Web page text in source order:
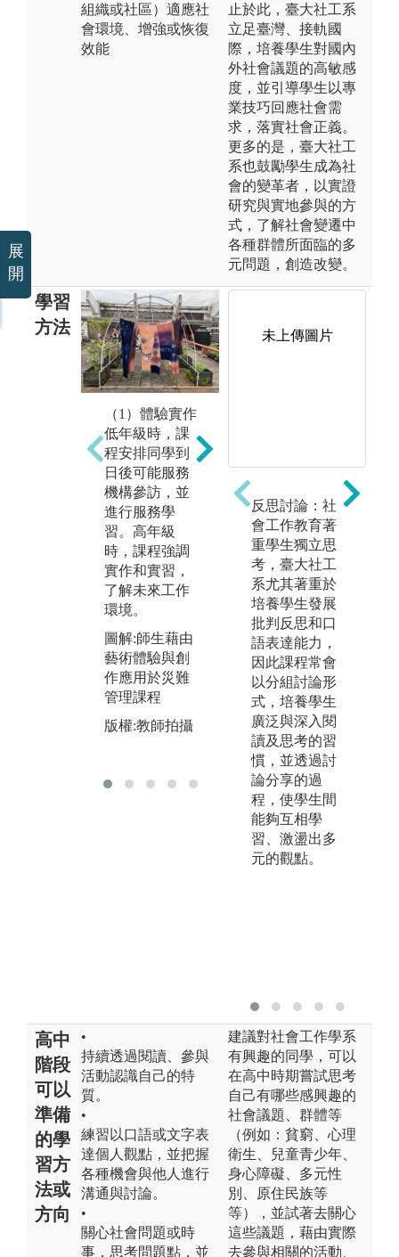
組織或社區）適應社
會環境、增強或恢復
效能
止於此，臺大社工系
立足臺灣、接軌國
際，培養學生對國內
外社會議題的高敏感
度，並引導學生以專
業技巧回應社會需
求，落實社會正義。
更多的是，臺大社工
系也鼓勵學生成為社
會的變革者，以實證
研究與實地參與的方
式，了解社會變遷中
各種群體所面臨的多
元問題，創造改變。
學習
方法
（1）體驗實作
低年級時，課
程安排同學到
日後可能服務
機構參訪，並
進行服務學
習。高年級
時，課程強調
實作和實習，
了解未來工作
環境。
圖解:師生藉由
藝術體驗與創
作應用於災難
管理課程
版權:教師拍攝
計相關主題，
修課同學透過
小組合作方式
來閱讀文獻、
蒐集資料、方
案規劃與實
作，以尋求解
答和解決問
題。
圖解:透過方案
實習與公部門
社會局合作，
辦理營隊
版權:教師拍攝
未上傳圖片
反思討論：社
會工作教育著
重學生獨立思
考，臺大社工
系尤其著重於
培養學生發展
批判反思和口
語表達能力，
因此課程常會
以分組討論形
式，培養學生
廣泛與深入閱
讀及思考的習
慣，並透過討
論分享的過
程，使學生間
能夠互相學
習、激盪出多
元的觀點。
高中
階段
可以
準備
的學
習方
法或
方向
•
持續透過閱讀、參與
活動認識自己的特
質。
•
練習以口語或文字表
達個人觀點，並把握
各種機會與他人進行
溝通與討論。
•
關心社會問題或時
事，思考問題點，並
建議對社會工作學系
有興趣的同學，可以
在高中時期嘗試思考
自己有哪些感興趣的
社會議題、群體等
（例如：貧窮、心理
衛生、兒童青少年、
身心障礙、多元性
別、原住民族等
等），並試著去關心
這些議題，藉由實際
去參與相關的活動、
展
開